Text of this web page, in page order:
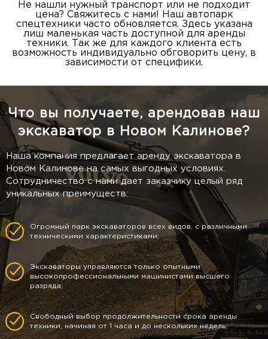
Не нашли нужный транспорт или не подходит
цена? Свяжитесь с нами! Наш автопарк
спецтехники часто обновляется. Здесь указана
лиш маленькая часть доступной для аренды
техники. Так же для каждого клиента есть
возможность индивидуально обговорить цену, в
зависимости от специфики.
Что вы получаете, арендовав наш
экскаватор в Новом Калинове?
Наша компания предлагает аренду экскаватора в
Новом Калинове на самых выгодных условиях.
Сотрудничество с нами дает заказчику целый ряд
уникальных преимуществ:
Огромный парк экскаваторов всех видов, с различными
техническими характеристиками;
Экскаваторы управляются только опытными
высокопрофессиональными машинистами высшего
разряда;
Свободный выбор продолжительности срока аренды
техники, начиная от 1 часа и до нескольких недель;